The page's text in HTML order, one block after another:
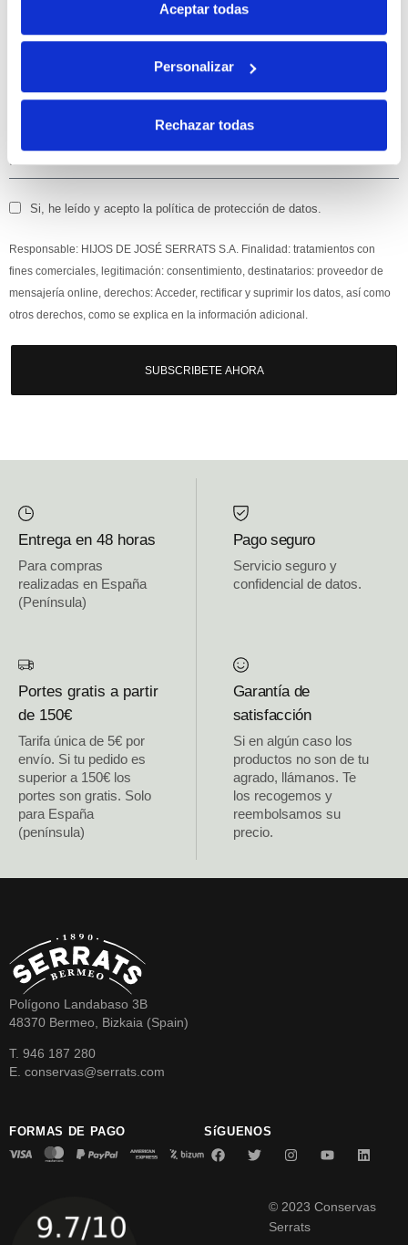
Aceptar todas
Personalizar
Rechazar todas
un 10% de descuento en tu primera compra.
Si, he leído y acepto la política de protección de datos.
Responsable: HIJOS DE JOSÉ SERRATS S.A. Finalidad: tratamientos con
fines comerciales, legitimación: consentimiento, destinatarios: proveedor de
mensajería online, derechos: Acceder, rectificar y suprimir los datos, así como
otros derechos, como se explica en la información adicional.
SUBSCRIBETE AHORA
Entrega en 48 horas
Para compras
realizadas en España
(Península)
Pago seguro
Servicio seguro y
confidencial de datos.
Portes gratis a partir
de 150€
Tarifa única de 5€ por
envío. Si tu pedido es
superior a 150€ los
portes son gratis. Solo
para España
(península)
Garantía de
satisfacción
Si en algún caso los
productos no son de tu
agrado, llámanos. Te
los recogemos y
reembolsamos su
precio.
Polígono Landabaso 3B
48370 Bermeo, Bizkaia (Spain)
T. 946 187 280
E. conservas@serrats.com
FORMAS DE PAGO SíGUENOS
© 2023 Conservas
Serrats